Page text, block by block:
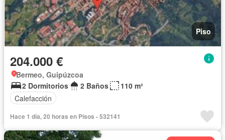
Piso
204.000 €
Bermeo, Guipúzcoa
2 Dormitorios
2 Baños
110 m²
Calefacción
Hace 1 día, 20 horas en Pisos - 532141